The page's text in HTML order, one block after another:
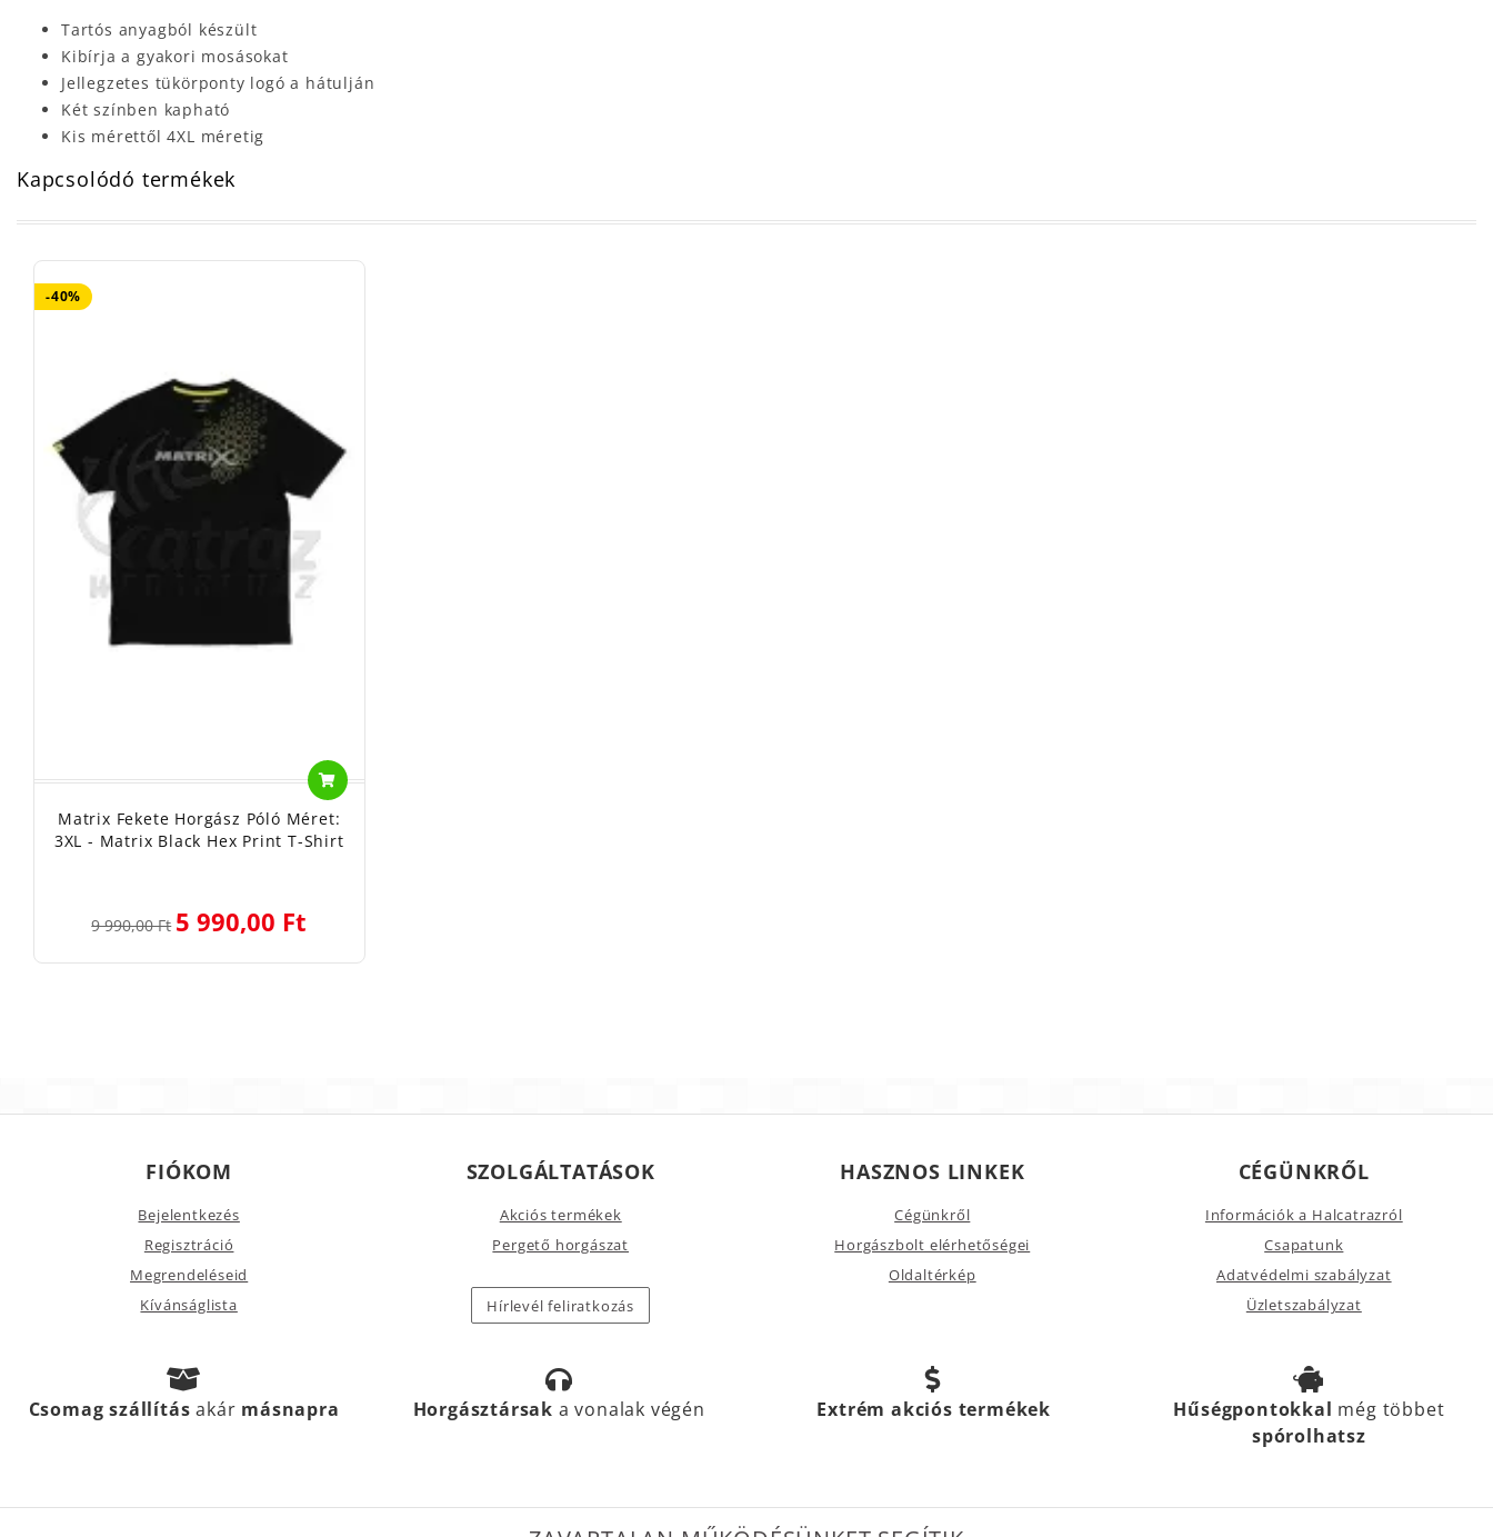
Tartós anyagból készült
Kibírja a gyakori mosásokat
Jellegzetes tükörponty logó a hátulján
Két színben kapható
Kis mérettől 4XL méretig
Kapcsolódó termékek
-40%
Matrix Fekete Horgász Póló Méret:
3XL - Matrix Black Hex Print T-Shirt
9 990,00 Ft 5 990,00 Ft
FIÓKOM
Bejelentkezés
Regisztráció
Megrendeléseid
Kívánságlista
SZOLGÁLTATÁSOK
Akciós termékek
Pergető horgászat
Hírlevél feliratkozás
HASZNOS LINKEK
Cégünkről
Horgászbolt elérhetőségei
Oldaltérkép
CÉGÜNKRŐL
Információk a Halcatrazról
Csapatunk
Adatvédelmi szabályzat
Üzletszabályzat
Csomag szállításakár másnapra Horgásztársak a vonalak végén Extrém akciós termékek Hűségpontokkal még többet
spórolhatsz